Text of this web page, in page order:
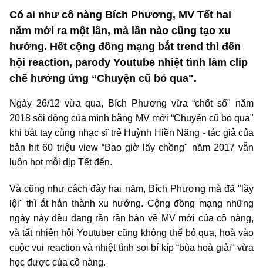
Có ai như cô nàng Bích Phương, MV Tết hai
năm mới ra một lần, mà lần nào cũng tạo xu
hướng. Hết cộng đồng mạng bắt trend thì đến
hội reaction, parody Youtube nhiệt tình làm clip
chế hưởng ứng “Chuyện cũ bỏ qua".
Ngày 26/12 vừa qua, Bích Phương vừa “chốt sổ" năm
2018 sôi động của mình bằng MV mới “Chuyện cũ bỏ qua"
khi bắt tay cùng nhạc sĩ trẻ Huỳnh Hiền Năng - tác giả của
bản hit 60 triệu view “Bao giờ lấy chồng" năm 2017 vẫn
luôn hot mỗi dịp Tết đến.
Và cũng như cách đây hai năm, Bích Phương mà đã "lầy
lội" thì ắt hẳn thành xu hướng. Cộng đồng mạng những
ngày này đều đang rần rần bàn về MV mới của cô nàng,
và tất nhiên hội Youtuber cũng không thể bỏ qua, hoà vào
cuộc vui reaction và nhiệt tình soi bí kíp “bùa hoà giải" vừa
học được của cô nàng.